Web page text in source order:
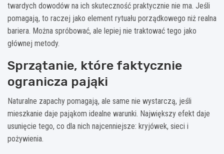
twardych dowodów na ich skuteczność praktycznie nie ma. Jeśli
pomagają, to raczej jako element rytuału porządkowego niż realna
bariera. Można spróbować, ale lepiej nie traktować tego jako
głównej metody.
Sprzątanie, które faktycznie
ogranicza pająki
Naturalne zapachy pomagają, ale same nie wystarczą, jeśli
mieszkanie daje pająkom idealne warunki. Największy efekt daje
usunięcie tego, co dla nich najcenniejsze: kryjówek, sieci i
pożywienia.